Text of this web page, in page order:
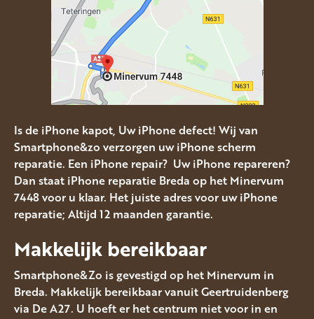
Is de iPhone kapot, Uw iPhone defect! Wij van
Smartphone&zo verzorgen uw iPhone scherm
reparatie. Een iPhone repair? Uw iPhone repareren?
Dan staat iPhone reparatie Breda op het Minervum
7448 voor u klaar. Het juiste adres voor uw iPhone
reparatie; Altijd 12 maanden garantie.
Makkelijk bereikbaar
Smartphone&Zo is gevestigd op het Minervum in
Breda. Makkelijk bereikbaar vanuit Geertruidenberg
via De A27. U hoeft er het centrum niet voor in en